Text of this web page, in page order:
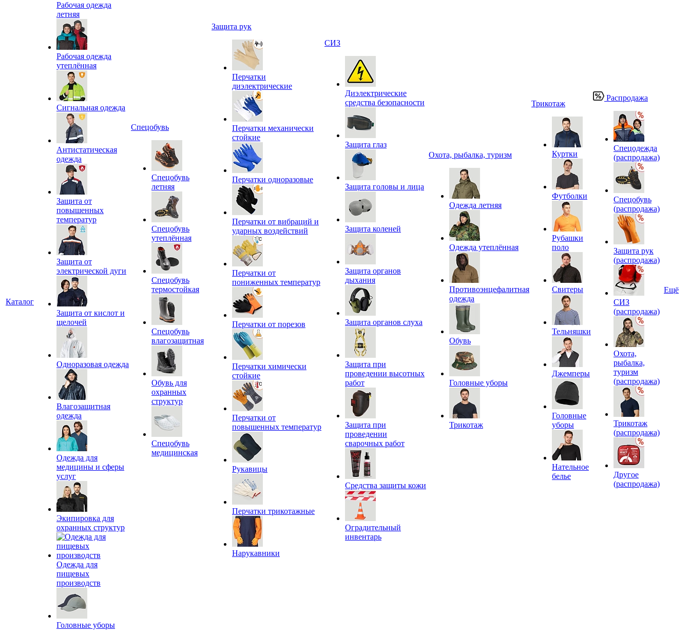
Каталог
Рабочая одежда
летняя
Рабочая одежда
утеплённая
Сигнальная одежда
Антистатическая
одежда
Защита от
повышенных
температур
Защита от
электрической дуги
Защита от кислот и
щелочей
Одноразовая одежда
Влагозащитная
одежда
Одежда для
медицины и сферы
услуг
Экипировка для
охранных структур
Одежда для
пищевых
производств
Головные уборы
Спецобувь
Спецобувь
летняя
Спецобувь
утеплённая
Спецобувь
термостойкая
Спецобувь
влагозащитная
Обувь для
охранных
структур
Спецобувь
медицинская
Защита рук
Перчатки
диэлектрические
Перчатки механически
стойкие
Перчатки одноразовые
Перчатки от вибраций и
ударных воздействий
Перчатки от
пониженных температур
Перчатки от порезов
Перчатки химически
стойкие
Перчатки от
повышенных температур
Рукавицы
Перчатки трикотажные
Нарукавники
СИЗ
Диэлектрические
средства безопасности
Защита глаз
Защита головы и лица
Защита коленей
Защита органов
дыхания
Защита органов слуха
Защита при
проведении высотных
работ
Защита при
проведении
сварочных работ
Средства защиты кожи
Оградительный
инвентарь
Охота, рыбалка, туризм
Одежда летняя
Одежда утеплённая
Противоэнцефалитная
одежда
Обувь
Головные уборы
Трикотаж
Трикотаж
Куртки
Футболки
Рубашки
поло
Свитеры
Тельняшки
Джемперы
Головные
уборы
Нательное
белье
Распродажа
Спецодежда
(распродажа)
Спецобувь
(распродажа)
Защита рук
(распродажа)
СИЗ
(распродажа)
Охота,
рыбалка,
туризм
(распродажа)
Трикотаж
(распродажа)
Другое
(распродажа)
Ещё